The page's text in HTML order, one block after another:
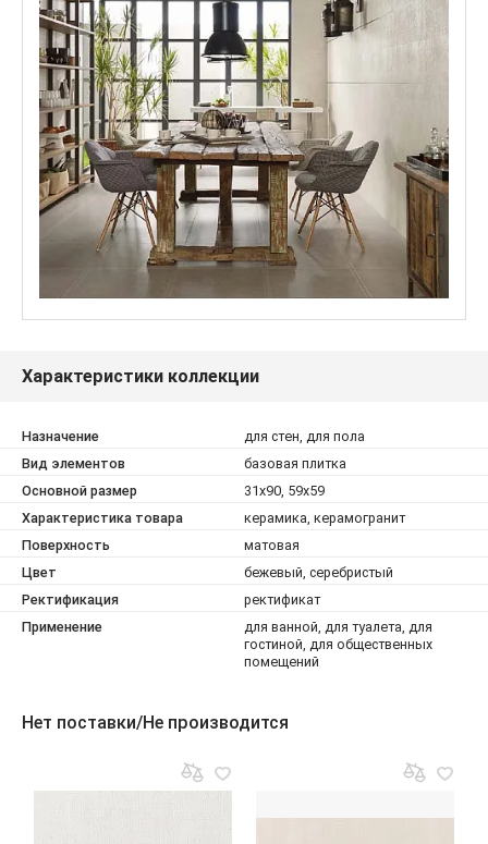
Характеристики коллекции
Назначение
для стен, для пола
Вид элементов
базовая плитка
Основной размер
31x90, 59x59
Характеристика товара
керамика, керамогранит
Поверхность
матовая
Цвет
бежевый, серебристый
Ректификация
ректификат
Применение
для ванной, для туалета, для
гостиной, для общественных
помещений
Нет поставки/Не производится